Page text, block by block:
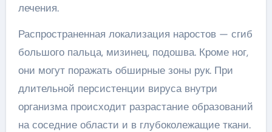
лечения.
Распространенная локализация наростов — сгиб
большого пальца, мизинец, подошва. Кроме ног,
они могут поражать обширные зоны рук. При
длительной персистенции вируса внутри
организма происходит разрастание образований
на соседние области и в глубоколежащие ткани.